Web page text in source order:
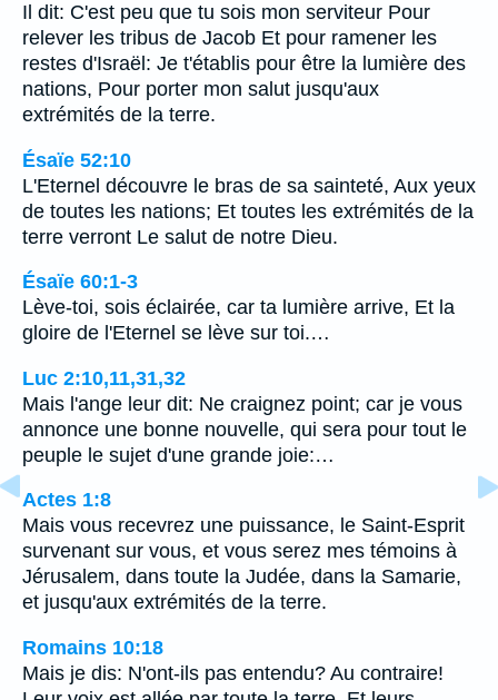
Il dit: C'est peu que tu sois mon serviteur Pour
relever les tribus de Jacob Et pour ramener les
restes d'Israël: Je t'établis pour être la lumière des
nations, Pour porter mon salut jusqu'aux
extrémités de la terre.
Ésaïe 52:10
L'Eternel découvre le bras de sa sainteté, Aux yeux
de toutes les nations; Et toutes les extrémités de la
terre verront Le salut de notre Dieu.
Ésaïe 60:1-3
Lève-toi, sois éclairée, car ta lumière arrive, Et la
gloire de l'Eternel se lève sur toi.…
Luc 2:10,11,31,32
Mais l'ange leur dit: Ne craignez point; car je vous
annonce une bonne nouvelle, qui sera pour tout le
peuple le sujet d'une grande joie:…
Actes 1:8
Mais vous recevrez une puissance, le Saint-Esprit
survenant sur vous, et vous serez mes témoins à
Jérusalem, dans toute la Judée, dans la Samarie,
et jusqu'aux extrémités de la terre.
Romains 10:18
Mais je dis: N'ont-ils pas entendu? Au contraire!